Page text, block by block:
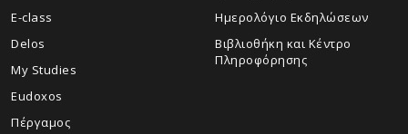
E-class
Delos
My Studies
Eudoxos
Πέργαμος
Ημερολόγιο Εκδηλώσεων
Βιβλιοθήκη και Κέντρο
Πληροφόρησης